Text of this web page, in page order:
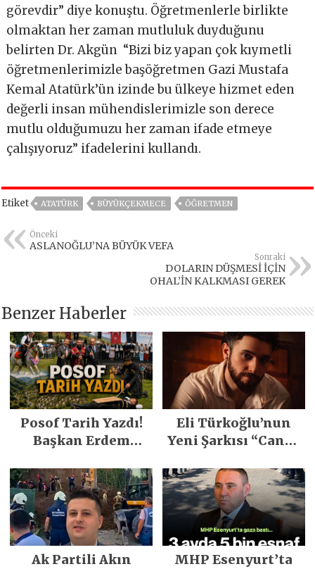
görevdir” diye konuştu. Öğretmenlerle birlikte
olmaktan her zaman mutluluk duyduğunu
belirten Dr. Akgün “Bizi biz yapan çok kıymetli
öğretmenlerimizle başöğretmen Gazi Mustafa
Kemal Atatürk’ün izinde bu ülkeye hizmet eden
değerli insan mühendislerimizle son derece
mutlu olduğumuzu her zaman ifade etmeye
çalışıyoruz” ifadelerini kullandı.
Etiket ATATÜRK BÜYÜKÇEKMECE ÖĞRETMEN
Önceki
ASLANOĞLU’NA BÜYÜK VEFA
Sonraki
DOLARIN DÜŞMESİ İÇİN
OHAL’İN KALKMASI GEREK
Benzer Haberler
Posof Tarih Yazdı!
Başkan Erdem
Emeğiyle Son
Yılların En Büyük
Festivali
Gerçekleşti
Eli Türkoğlu’nun
Yeni Şarkısı “Canın
İlgi Gördü!..
Ak Partili Akın MHP Esenyurt’ta